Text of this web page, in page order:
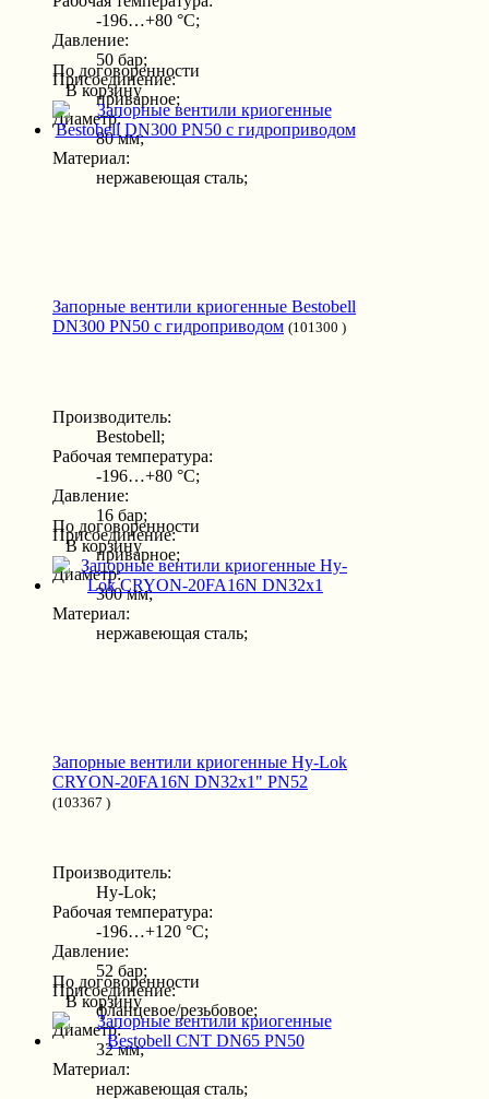
-196…+80 °С;
Давление:
50 бар;
Присоединение:
приварное;
Диаметр:
80 мм;
Материал:
нержавеющая сталь;
По договоренности
В корзину
Запорные вентили криогенные Bestobell
DN300 PN50 с гидроприводом (101300 )
Производитель:
Bestobell;
Рабочая температура:
-196…+80 °С;
Давление:
16 бар;
Присоединение:
приварное;
Диаметр:
300 мм;
Материал:
нержавеющая сталь;
По договоренности
В корзину
Запорные вентили криогенные Hy-Lok
CRYON-20FA16N DN32x1" PN52
(103367 )
Производитель:
Hy-Lok;
Рабочая температура:
-196…+120 °С;
Давление:
52 бар;
Присоединение:
фланцевое/резьбовое;
Диаметр:
32 мм;
Материал:
нержавеющая сталь;
По договоренности
В корзину